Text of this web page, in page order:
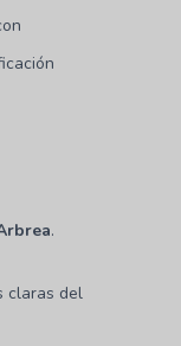
.
claras del